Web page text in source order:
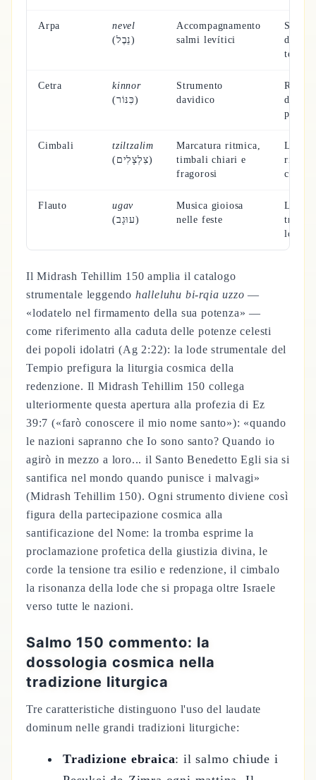
Arpa
nevel
(נֵבֶל)
Accompagnamento
salmi levítici
Cetra
kinnor
(כִּנּוֹר)
Strumento
davidico
Radice
Cimbali
tziltzalim
(צִלְצָלִים)
Marcatura ritmica,
timbali chiari e
fragorosi
La
cosmo
Flauto
ugav
(עוּגָב)
Musica gioiosa
nelle feste
L'alito
lode
Il Midrash Tehillim 150 amplia il catalogo
strumentale leggendo halleluhu bi-rqia uzzo —
«lodatelo nel firmamento della sua potenza» —
come riferimento alla caduta delle potenze celesti
dei popoli idolatri (Ag 2:22): la lode strumentale del
Tempio prefigura la liturgia cosmica della
redenzione. Il Midrash Tehillim 150 collega
ulteriormente questa apertura alla profezia di Ez
39:7 («farò conoscere il mio nome santo»): «quando
le nazioni sapranno che Io sono santo? Quando io
agirò in mezzo a loro... il Santo Benedetto Egli sia si
santifica nel mondo quando punisce i malvagi»
(Midrash Tehillim 150). Ogni strumento diviene così
figura della partecipazione cosmica alla
santificazione del Nome: la tromba esprime la
proclamazione profetica della giustizia divina, le
corde la tensione tra esilio e redenzione, il cimbalo
la risonanza della lode che si propaga oltre Israele
verso tutte le nazioni.
Salmo 150 commento: la
dossologia cosmica nella
tradizione liturgica
Tre caratteristiche distinguono l'uso del laudate
dominum nelle grandi tradizioni liturgiche:
Tradizione ebraica: il salmo chiude i